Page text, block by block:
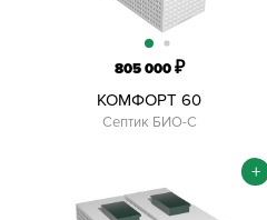
805 000₽
КОМФОРТ 60
Септик БИО-С
+